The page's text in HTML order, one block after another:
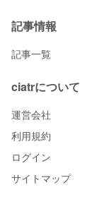
記事情報
記事一覧
ciatrについて
運営会社
利用規約
ログイン
サイトマップ